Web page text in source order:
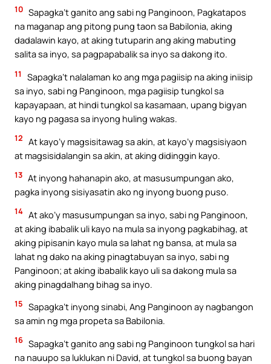
10 Sapagka’t ganito ang sabi ng Panginoon, Pagkatapos
na maganap ang pitong pung taon sa Babilonia, aking
dadalawin kayo, at aking tutuparin ang aking mabuting
salita sa inyo, sa pagpapabalik sa inyo sa dakong ito.
11
Sapagka’t nalalaman ko ang mga pagiisip na aking iniisip
sa inyo, sabi ng Panginoon, mga pagiisip tungkol sa
kapayapaan, at hindi tungkol sa kasamaan, upang bigyan
kayo ng pagasa sa inyong huling wakas.
12 At kayo’y magsisitawag sa akin, at kayo’y magsisiyaon
at magsisidalangin sa akin, at aking didinggin kayo.
13 At inyong hahanapin ako, at masusumpungan ako,
pagka inyong sisiyasatin ako ng inyong buong puso.
14 At ako’y masusumpungan sa inyo, sabi ng Panginoon,
at aking ibabalik uli kayo na mula sa inyong pagkabihag, at
aking pipisanin kayo mula sa lahat ng bansa, at mula sa
lahat ng dako na aking pinagtabuyan sa inyo, sabi ng
Panginoon; at aking ibabalik kayo uli sa dakong mula sa
aking pinagdalhang bihag sa inyo.
15 Sapagka’t inyong sinabi, Ang Panginoon ay nagbangon
sa amin ng mga propeta sa Babilonia.
16 Sapagka’t ganito ang sabi ng Panginoon tungkol sa hari
na nauupo sa luklukan ni David, at tungkol sa buong bayan